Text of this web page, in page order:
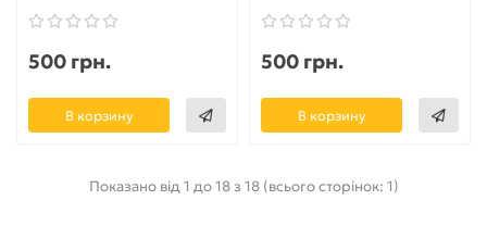
500 грн.
В корзину
500 грн.
В корзину
Показано від 1 до 18 з 18 (всього сторінок: 1)